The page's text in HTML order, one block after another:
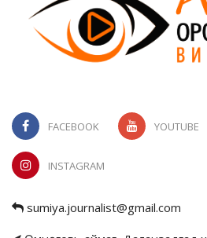
FACEBOOK YOUTUBE
INSTAGRAM
sumiya.journalist@gmail.com